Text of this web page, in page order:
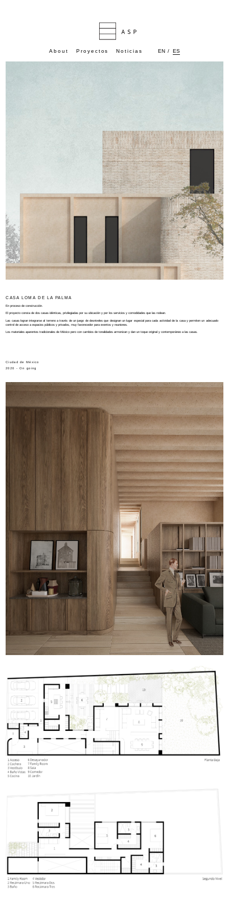
About Proyectos Noticias EN/ ES
CASA LOMA DE LA PALMA
En proceso de construcción.
El proyecto consta de dos casas idénticas, privilegiadas por su ubicación y por los servicios y comodidades que las rodean.
Las casas logran integrarse al terreno a través de un juego de desniveles que designan un lugar especial para cada actividad de la casa y permiten un adecuado
control de acceso a espacios públicos y privados, muy favorecedor para eventos y reuniones.
Los materiales aparentes tradicionales de México pero con cambios de tonalidades armonizan y dan un toque original y contemporáneo a las casas.
Ciudad de México
2020 - On going